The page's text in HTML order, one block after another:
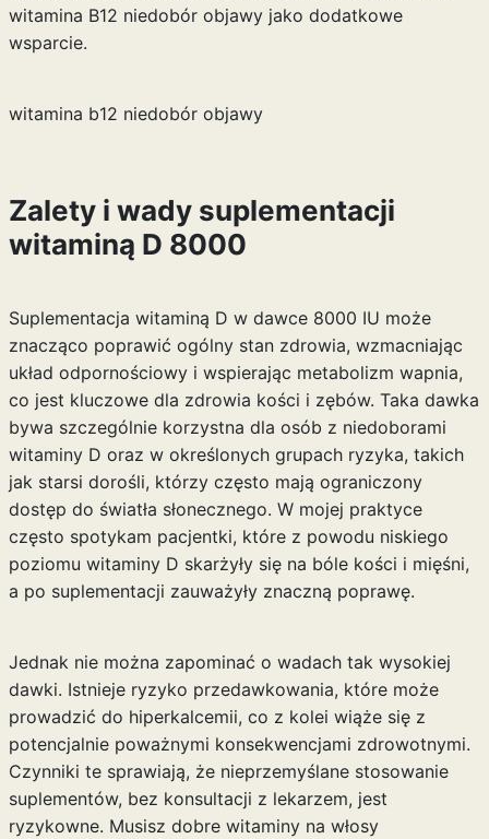
witamina B12 niedobór objawyjako dodatkowe
wsparcie.
witamina b12 niedobór objawy
Zalety i wady suplementacji
witaminą D 8000
Suplementacja witaminą D w dawce 8000 IU może
znacząco poprawić ogólny stan zdrowia, wzmacniając
układ odpornościowy i wspierając metabolizm wapnia,
co jest kluczowe dla zdrowia kości i zębów. Taka dawka
bywa szczególnie korzystna dla osób z niedoborami
witaminy D oraz w określonych grupach ryzyka, takich
jak starsi dorośli, którzy często mają ograniczony
dostęp do światła słonecznego. W mojej praktyce
często spotykam pacjentki, które z powodu niskiego
poziomu witaminy D skarżyły się na bóle kości i mięśni,
a po suplementacji zauważyły znaczną poprawę.
Jednak nie można zapominać o wadach tak wysokiej
dawki. Istnieje ryzyko przedawkowania, które może
prowadzić do hiperkalcemii, co z kolei wiąże się z
potencjalnie poważnymi konsekwencjami zdrowotnymi.
Czynniki te sprawiają, że nieprzemyślane stosowanie
suplementów, bez konsultacji z lekarzem, jest
ryzykowne. Musisz dobre witaminy na włosy